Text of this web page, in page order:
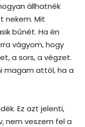
állhatnék
nekem. Mit
bűnét. Ha én
vágyom, hogy
a sors, a végzet.
magam attól, ha a
Ez azt jelenti,
nem veszem fel a